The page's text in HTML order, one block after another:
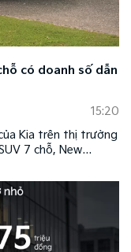
có doanh số dẫn
15:20
Kia trên thị trường
7 chỗ, New